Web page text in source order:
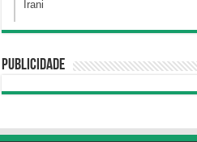
Irani
Publicidade